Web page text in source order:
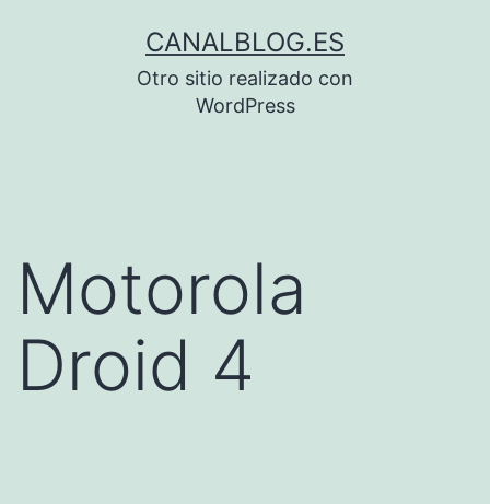
CANALBLOG.ES
Otro sitio realizado con
WordPress
Motorola
Droid 4